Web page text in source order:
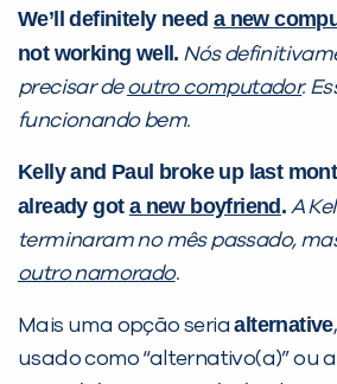
We’ll definitely need a new
not working well. Nós
precisar deoutro computador.
funcionando bem.
Kelly and Paul broke up last
already got a new boyfriend . A
terminaram no mês passado,
outro namorado.
Mais uma opção seriaalternative
usado como “alternativo(a)” ou